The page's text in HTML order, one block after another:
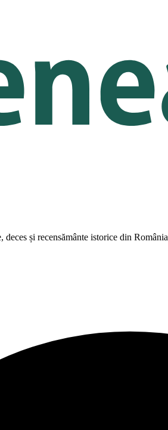
și recensământe istorice din România